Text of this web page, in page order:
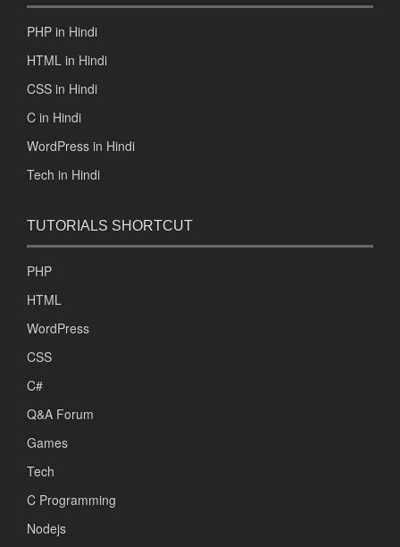
PHP in Hindi
HTML in Hindi
CSS in Hindi
C in Hindi
WordPress in Hindi
Tech in Hindi
TUTORIALS SHORTCUT
PHP
HTML
WordPress
CSS
C#
Q&A Forum
Games
Tech
C Programming
Nodejs